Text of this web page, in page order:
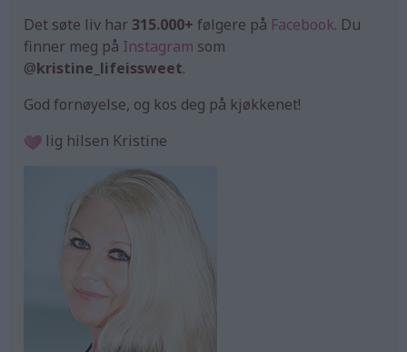
Det søte liv har315.000+ følgere på Facebook. Du
finner meg på Instagram som
@kristine_lifeissweet.
God fornøyelse, og kos deg på kjøkkenet!
lig hilsen Kristine